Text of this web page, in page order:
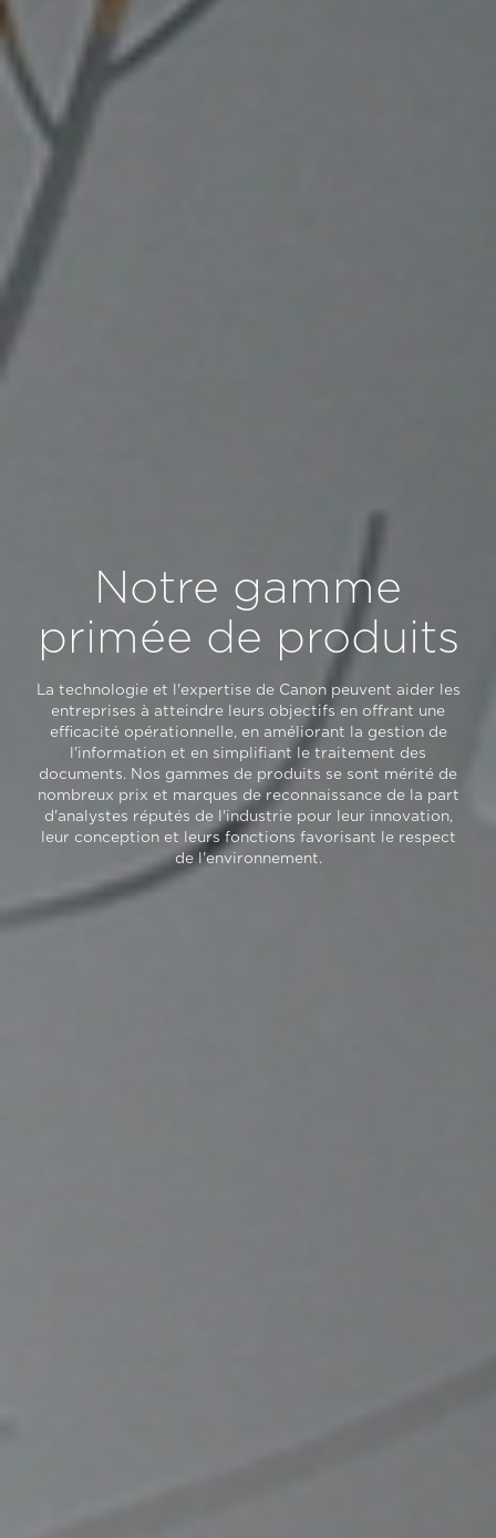
Notre gamme
primée de produits
La technologie et l'expertise de Canon peuvent aider les
entreprises à atteindre leurs objectifs en offrant une
efficacité opérationnelle, en améliorant la gestion de
l'information et en simplifiant le traitement des
documents. Nos gammes de produits se sont mérité de
nombreux prix et marques de reconnaissance de la part
d'analystes réputés de l'industrie pour leur innovation,
leur conception et leurs fonctions favorisant le respect
de l'environnement.